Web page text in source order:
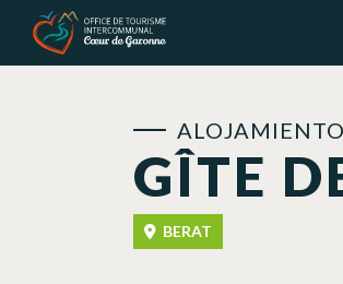
GÎTE
BERAT
Panel de gestión de cookies